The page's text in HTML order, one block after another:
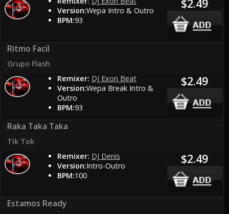
Version:Wepa Intro & Outro
BPM:93
$2.49
Ritmo Facil
Grupo Flash
Remixer: DJ Exon Beat
Version:Wepa Break Intro &
Outro
BPM:93
$2.49
Raka Taka Taka
Tik Tok
Remixer: DJ Denis
Version:Intro-Outro
BPM:100
$2.49
Estamos Ready